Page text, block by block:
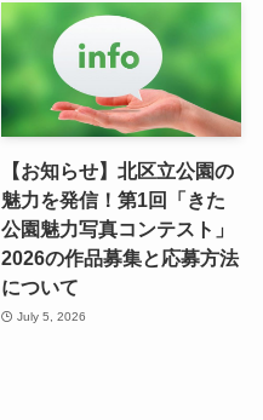
【お知らせ】北区立公園の
魅力を発信！第1回「きた
公園魅力写真コンテスト」
2026の作品募集と応募方法
について
July 5, 2026